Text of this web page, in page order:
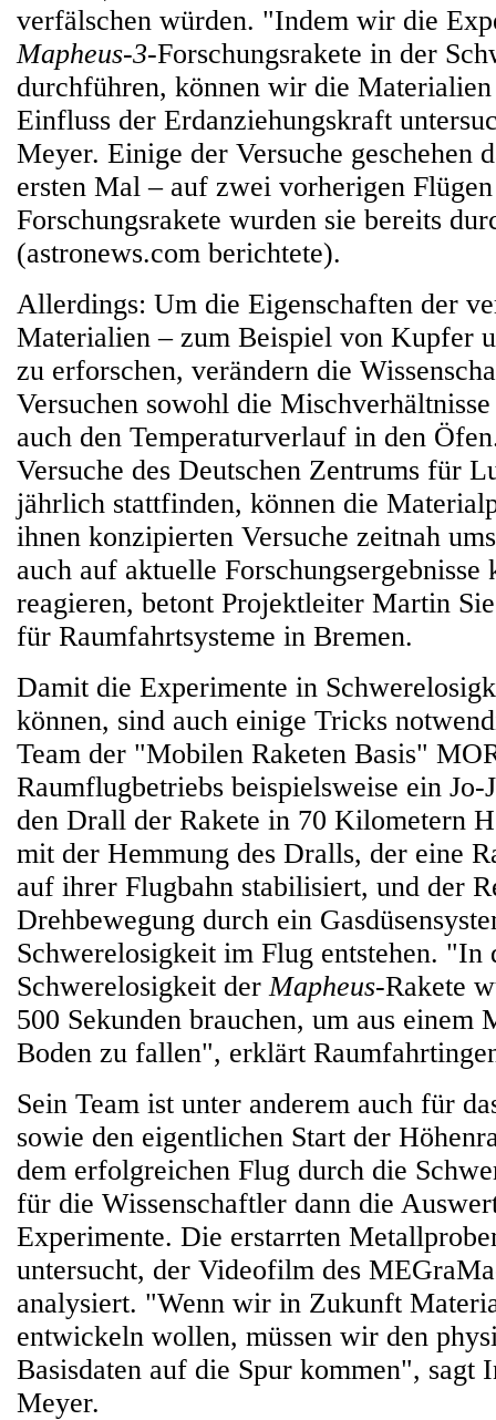
verfälschen würden. "Indem wir die
Mapheus-3-Forschungsrakete in der
durchführen, können wir die Materialien
Einfluss der Erdanziehungskraft
Meyer. Einige der Versuche geschehen
ersten Mal – auf zwei vorherigen
Forschungsrakete wurden sie bereits
(astronews.com berichtete).
Allerdings: Um die Eigenschaften der
Materialien – zum Beispiel von Kupfer
zu erforschen, verändern die
Versuchen sowohl die
auch den Temperaturverlauf in den
Versuche des Deutschen Zentrums für
jährlich stattfinden, können die
ihnen konzipierten Versuche zeitnah
auch auf aktuelle
reagieren, betont Projektleiter Martin
für Raumfahrtsysteme in Bremen.
Damit die Experimente in
können, sind auch einige Tricks
Team der "Mobilen Raketen Basis"
Raumflugbetriebs beispielsweise ein Jo-
den Drall der Rakete in 70 Kilometern
mit der Hemmung des Dralls, der eine
auf ihrer Flugbahn stabilisiert, und der
Drehbewegung durch ein
Schwerelosigkeit im Flug entstehen. "In
Schwerelosigkeit derMapheus-Rakete
500 Sekunden brauchen, um aus einem
Boden zu fallen", erklärt
Sein Team ist unter anderem auch für
sowie den eigentlichen Start der
dem erfolgreichen Flug durch die
für die Wissenschaftler dann die
Experimente. Die erstarrten
untersucht, der Videofilm des
analysiert. "Wenn wir in Zukunft
entwickeln wollen, müssen wir den
Basisdaten auf die Spur kommen", sagt
Meyer.